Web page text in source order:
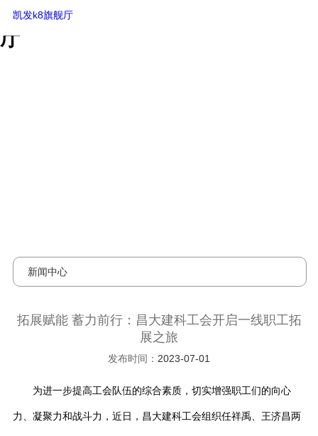
拓展赋能 蓄力前行：昌大建科工会
开启一线职工拓展之旅-凯发k8旗舰
厅
凯发k8旗舰厅
新闻中心
拓展赋能 蓄力前行：昌大建科工会开启一线职工拓
展之旅
发布时间： 2023-07-01
为进一步提高工会队伍的综合素质，切实增强职工们的向心
力、凝聚力和战斗力，近日，昌大建科工会组织任祥禹、王济昌两